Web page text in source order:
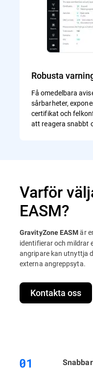
Robusta
Få omedelbara
sårbarheter,
certifikat och
att reagera snabbt
Varför
EASM?
GravityZone EASMär
identifierar och mildrar
angripare kan utnyttja
externa angreppsyta.
Kontakta oss